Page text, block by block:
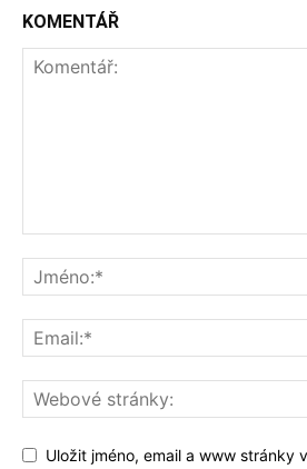
KOMENTÁŘ
Uložit jméno, email a www stránky